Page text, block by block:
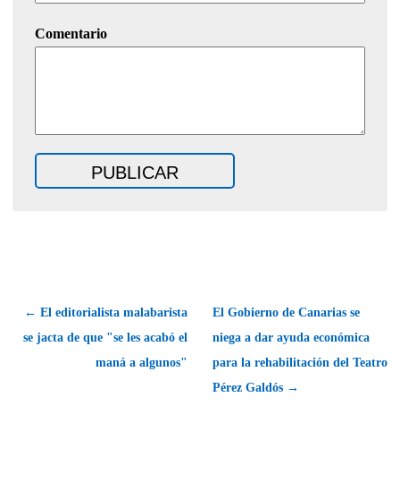
Comentario
← El editorialista malabarista
se jacta de que "se les acabó el
maná a algunos"
El Gobierno de Canarias se
niega a dar ayuda económica
para la rehabilitación del Teatro
Pérez Galdós →